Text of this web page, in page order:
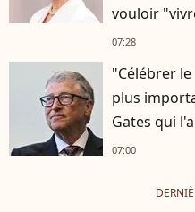
vouloir
07:28
"Célébrer
plus
Gates qui
07:00